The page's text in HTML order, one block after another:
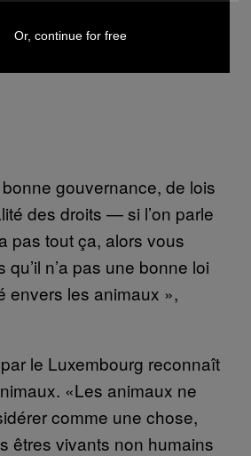
gouvernance, de lois
des droits — si l’on parle
pas tout ça, alors vous
n’a pas une bonne loi
envers les animaux »,
le Luxembourg reconnaît
«Les animaux ne
comme une chose,
êtres vivants non humains
Or, continue for free